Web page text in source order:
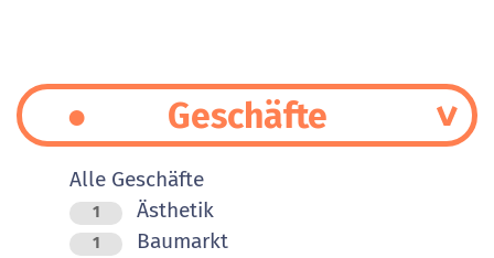
Geschäfte
Alle Geschäfte
1 Ästhetik
1 Baumarkt